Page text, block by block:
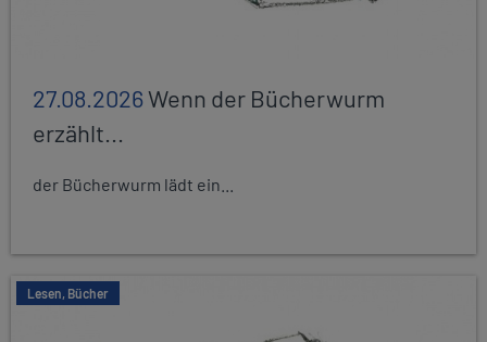
27.08.2026Wenn der Bücherwurm
erzählt...
der Bücherwurm lädt ein...
Lesen, Bücher